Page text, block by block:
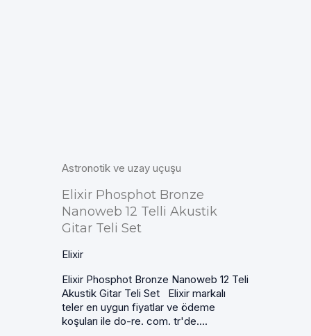
Astronotik ve uzay uçuşu
Elixir Phosphot Bronze
Nanoweb 12 Telli Akustik
Gitar Teli Set
Elixir
Elixir Phosphot Bronze Nanoweb 12 Teli
Akustik Gitar Teli Set Elixir markalı
teler en uygun fiyatlar ve ödeme
koşuları ile do-re. com. tr'de....